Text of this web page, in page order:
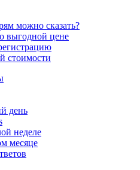
можно сказать?
выгодной цене
стоимости
день
неделе
месяце